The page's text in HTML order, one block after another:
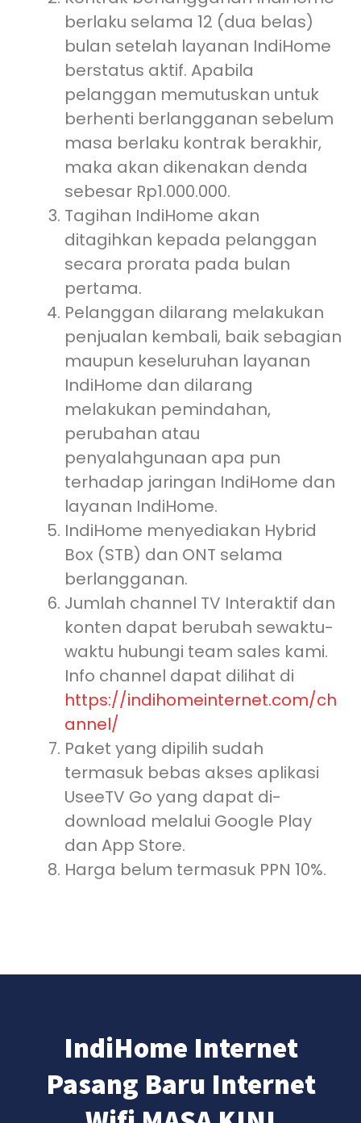
berlaku selama 12 (dua belas)
bulan setelah layanan IndiHome
berstatus aktif. Apabila
pelanggan memutuskan untuk
berhenti berlangganan sebelum
masa berlaku kontrak berakhir,
maka akan dikenakan denda
sebesar Rp1.000.000.
Tagihan IndiHome akan
ditagihkan kepada pelanggan
secara prorata pada bulan
pertama.
Pelanggan dilarang melakukan
penjualan kembali, baik sebagian
maupun keseluruhan layanan
IndiHome dan dilarang
melakukan pemindahan,
perubahan atau
penyalahgunaan apa pun
terhadap jaringan IndiHome dan
layanan IndiHome.
IndiHome menyediakan Hybrid
Box (STB) dan ONT selama
berlangganan.
Jumlah channel TV Interaktif dan
konten dapat berubah sewaktu-
waktu hubungi team sales kami.
Info channel dapat dilihat di
https://indihomeinternet.com/ch
annel/
Paket yang dipilih sudah
termasuk bebas akses aplikasi
UseeTV Go yang dapat di-
download melalui Google Play
dan App Store.
Harga belum termasuk PPN 10%.
IndiHome Internet
Pasang Baru Internet